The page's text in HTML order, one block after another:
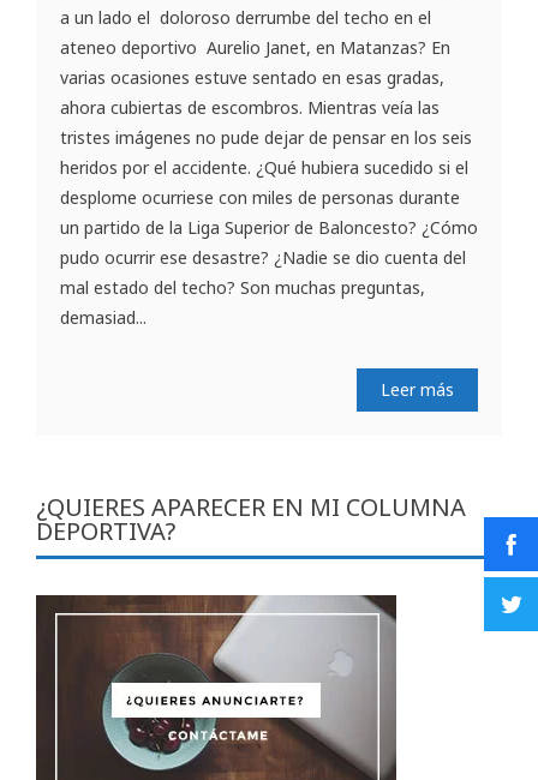
a un lado el doloroso derrumbe del techo en el
ateneo deportivo Aurelio Janet, en Matanzas? En
varias ocasiones estuve sentado en esas gradas,
ahora cubiertas de escombros. Mientras veía las
tristes imágenes no pude dejar de pensar en los seis
heridos por el accidente. ¿Qué hubiera sucedido si el
desplome ocurriese con miles de personas durante
un partido de la Liga Superior de Baloncesto? ¿Cómo
pudo ocurrir ese desastre? ¿Nadie se dio cuenta del
mal estado del techo? Son muchas preguntas,
demasiad...
Leer más
¿QUIERES APARECER EN MI COLUMNA
DEPORTIVA?